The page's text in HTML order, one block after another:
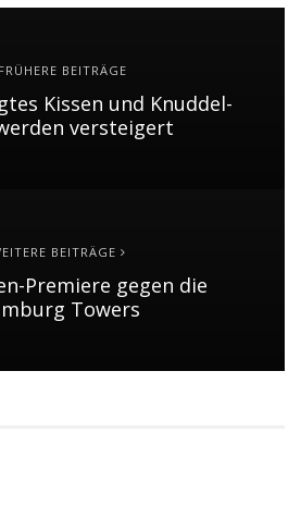
FRÜHERE BEITRÄGE
Kissen und Knuddel-
versteigert
BEITRÄGE
Premiere gegen die
Towers